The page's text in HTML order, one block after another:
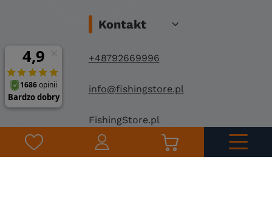
Kontakt
+48792669996
info@fishingstore.pl
FishingStore.pl
Kuznocin 1